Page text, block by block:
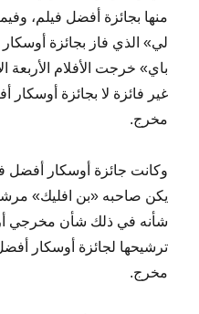
منها بجائزة أفضل فيلم،
لي» الذي فاز بجائزة
باي» خرجت الأفلام
غير فائزة لا بجائزة أوسكار
مخرج.
وكانت جائزة أوسكار أفضل
يكن صاحبه «بن افليك»
شأنه في ذلك شأن مخرجي
ترشيحها لجائزة أوسكار
مخرج.